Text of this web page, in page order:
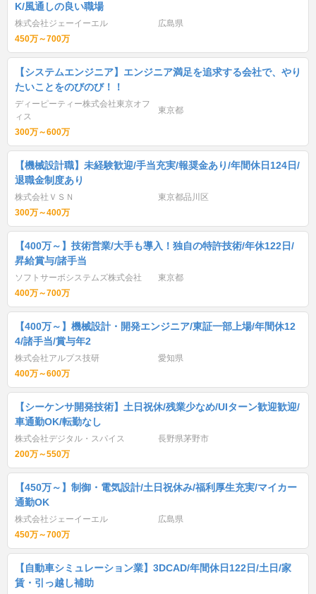
K/風通しの良い職場
株式会社ジェーイーエル
広島県
450万～700万
【システムエンジニア】エンジニア満足を追求する会社で、やり
たいことをのびのび！！
ディーピーティー株式会社東京オフ
ィス
東京都
300万～600万
【機械設計職】未経験歓迎/手当充実/報奨金あり/年間休日124日/
退職金制度あり
株式会社ＶＳＮ
東京都品川区
300万～400万
【400万～】技術営業/大手も導入！独自の特許技術/年休122日/
昇給賞与/諸手当
ソフトサーボシステムズ株式会社
東京都
400万～700万
【400万～】機械設計・開発エンジニア/東証一部上場/年間休12
4/諸手当/賞与年2
株式会社アルプス技研
愛知県
400万～600万
【シーケンサ開発技術】土日祝休/残業少なめ/UIターン歓迎歓迎/
車通勤OK/転勤なし
株式会社デジタル・スパイス
長野県茅野市
200万～550万
【450万～】制御・電気設計/土日祝休み/福利厚生充実/マイカー
通勤OK
株式会社ジェーイーエル
広島県
450万～700万
【自動車シミュレーション業】3DCAD/年間休日122日/土日/家
賃・引っ越し補助